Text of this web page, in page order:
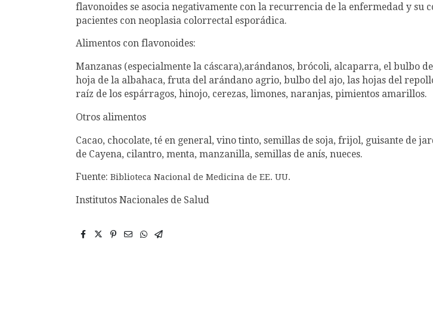
flavonoides se asocia negativamente con la recurrencia de la enfermedad y
pacientes con neoplasia colorrectal esporádica.
Alimentos con flavonoides:
Manzanas (especialmente la cáscara),arándanos, brócoli, alcaparra, el bulbo
hoja de la albahaca, fruta del arándano agrio, bulbo del ajo, las hojas del
raíz de los espárragos, hinojo, cerezas, limones, naranjas, pimientos amarillos.
Otros alimentos
Cacao, chocolate, té en general, vino tinto, semillas de soja, frijol, guisante
de Cayena, cilantro, menta, manzanilla, semillas de anís, nueces.
Fuente:Biblioteca Nacional de Medicina de EE. UU.
Institutos Nacionales de Salud